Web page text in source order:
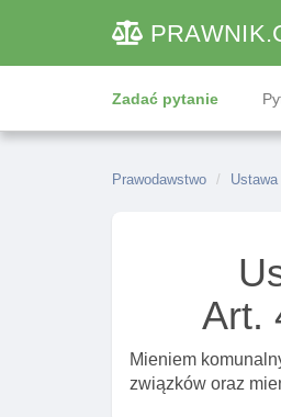
PRAWNIK
Zadać pytanie
Prawodawstwo
Art.
Mieniem
związków oraz